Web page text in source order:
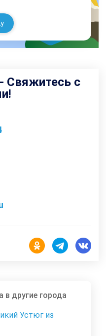
Свяжитесь с
другие города
Устюг из